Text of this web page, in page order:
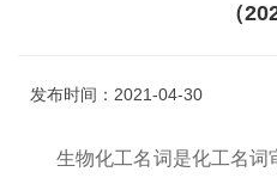
（
发布时间：2021-04-30
生物化工名词是化工名词